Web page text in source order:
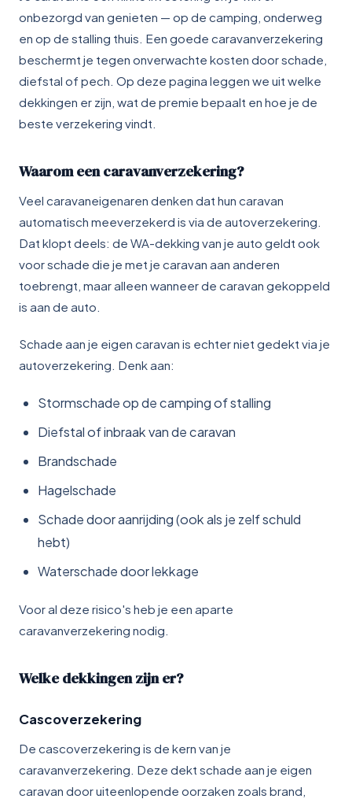
onbezorgd van genieten — op de camping, onderweg
en op de stalling thuis. Een goede caravanverzekering
beschermt je tegen onverwachte kosten door schade,
diefstal of pech. Op deze pagina leggen we uit welke
dekkingen er zijn, wat de premie bepaalt en hoe je de
beste verzekering vindt.
Waarom een caravanverzekering?
Veel caravaneigenaren denken dat hun caravan
automatisch meeverzekerd is via de autoverzekering.
Dat klopt deels: de WA-dekking van je auto geldt ook
voor schade die je met je caravan aan anderen
toebrengt, maar alleen wanneer de caravan gekoppeld
is aan de auto.
Schade aan je eigen caravan is echter niet gedekt via je
autoverzekering. Denk aan:
Stormschade op de camping of stalling
Diefstal of inbraak van de caravan
Brandschade
Hagelschade
Schade door aanrijding (ook als je zelf schuld
hebt)
Waterschade door lekkage
Voor al deze risico's heb je een aparte
caravanverzekering nodig.
Welke dekkingen zijn er?
Cascoverzekering
De cascoverzekering is de kern van je
caravanverzekering. Deze dekt schade aan je eigen
caravan door uiteenlopende oorzaken zoals brand,